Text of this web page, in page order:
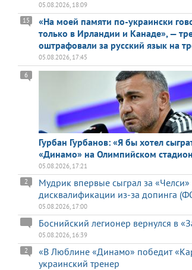
05.08.2026, 18:09
«На моей памяти по-украински
только в Ирландии и Канаде», —
оштрафовали за русский язык на
15
05.08.2026, 17:45
Гурбан Гурбанов: «Я бы хотел
«Динамо» на Олимпийском
6
05.08.2026, 17:21
Мудрик впервые сыграл за «Челси»
дисквалификации из-за допинга
2
05.08.2026, 17:00
Боснийский легионер вернулся в
05.08.2026, 16:39
«В Люблине «Динамо» победит
украинский тренер
2